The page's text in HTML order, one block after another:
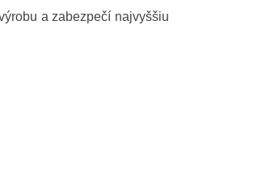
a zabezpečí najvyššiu